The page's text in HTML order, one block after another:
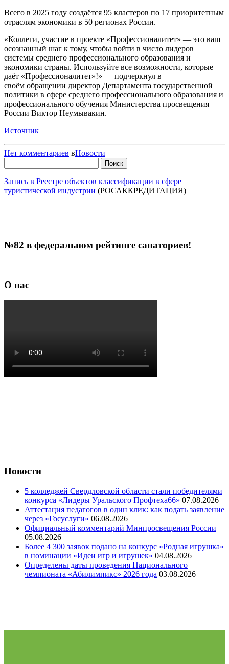
Всего в 2025 году создаётся 95 кластеров по 17 приоритетным
отраслям экономики в 50 регионах России.
«Коллеги, участие в проекте «Профессионалитет» — это ваш
осознанный шаг к тому, чтобы войти в число лидеров
системы среднего профессионального образования и
экономики страны. Используйте все возможности, которые
даёт «Профессионалитет»!» — подчеркнул в
своём обращении директор Департамента государственной
политики в сфере среднего профессионального образования и
профессионального обучения Министерства просвещения
России Виктор Неумывакин.
Источник
Нет комментариев вНовости
Запись в Реестре объектов классификации в сфере
туристической индустрии (РОСАККРЕДИТАЦИЯ)
№82 в федеральном рейтинге санаториев!
О нас
Новости
5 колледжей Свердловской области стали победителями
конкурса «Лидеры Уральского Профтеха66» 07.08.2026
Аттестация педагогов в один клик: как подать заявление
через «Госуслуги» 06.08.2026
Официальный комментарий Минпросвещения России
05.08.2026
Более 4 300 заявок подано на конкурс «Родная игрушка»
в номинации «Идеи игр и игрушек» 04.08.2026
Определены даты проведения Национального
чемпионата «Абилимпикс» 2026 года 03.08.2026